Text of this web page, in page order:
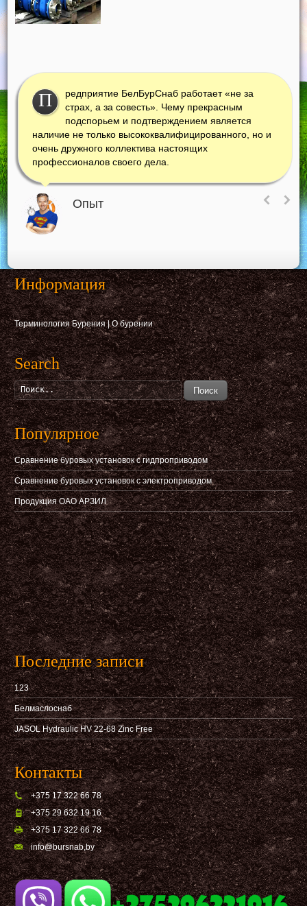
П
редприятие БелБурСнаб работает «не за
страх, а за совесть». Чему прекрасным
подспорьем и подтверждением является
наличие не только высококвалифицированного, но и
очень дружного коллектива настоящих
профессионалов своего дела.
Опыт
Информация
Терминология Бурения|О бурении
Search
Поиск
Популярное
Сравнение буровых установок с гидпроприводом
Сравнение буровых установок с электроприводом
Продукция ОАО АРЗИЛ
Последние записи
123
Белмаслоснаб
JASOL Hydraulic HV 22-68 Zinc Free
Контакты
+375 17 322 66 78
+375 29 632 19 16
+375 17 322 66 78
info@bursnab,by